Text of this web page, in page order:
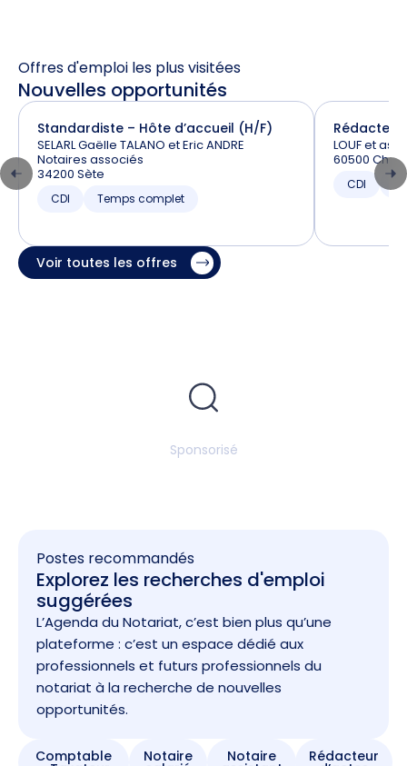
Offres d'emploi les plus visitées
Nouvelles opportunités
Standardiste – Hôte d’accueil (H/F)
SELARL Gaëlle TALANO et Eric ANDRE
Notaires associés
34200 Sète
CDI Temps complet
Rédacteur
LOUF et
60500
CDI
Voir toutes les offres
Sponsorisé
Postes recommandés
Explorez les recherches d'emploi
suggérées
L’Agenda du Notariat, c’est bien plus qu’une
plateforme : c’est un espace dédié aux
professionnels et futurs professionnels du
notariat à la recherche de nouvelles
opportunités.
Comptable Notaire Notaire Rédacteur